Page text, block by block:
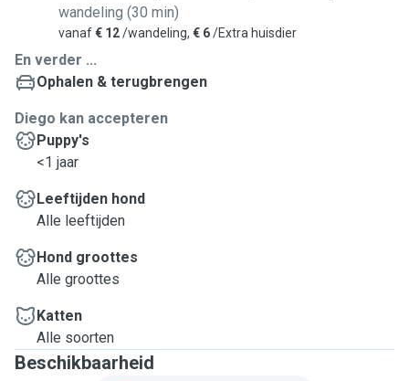
wandeling (30 min)
vanaf€ 12/wandeling, € 6/Extra huisdier
En verder ...
Ophalen & terugbrengen
Diego kan accepteren
Puppy's
<1 jaar
Leeftijden hond
Alle leeftijden
Hond groottes
Alle groottes
Katten
Alle soorten
Beschikbaarheid